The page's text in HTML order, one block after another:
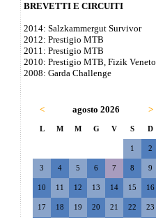
BREVETTI E CIRCUITI
2014: Salzkammergut Survivor
2012: Prestigio MTB
2011: Prestigio MTB
2010: Prestigio MTB, Fizik Veneto
2008: Garda Challenge
< agosto 2026 >
L M M G V S D
1 2
3 4 5 6 7 8 9
10 11 12 13 14 15 16
17 18 19 20 21 22 23